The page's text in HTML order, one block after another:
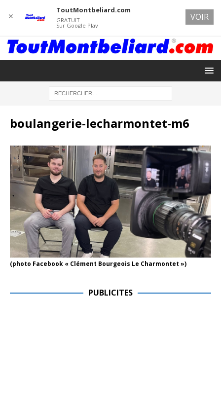
boulangerie-lecharmontet-m6
(photo Facebook « Clément Bourgeois Le Charmontet »)
PUBLICITES
✕
ToutMontbeliard.com
GRATUIT
Sur Google Play
VOIR